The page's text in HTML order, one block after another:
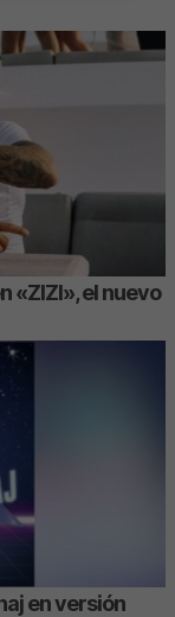
«ZIZI», el nuevo
en versión